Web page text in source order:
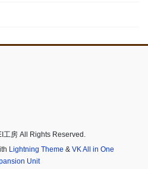
房 All Rights Reserved.
Lightning Theme & VK All in One
Unit